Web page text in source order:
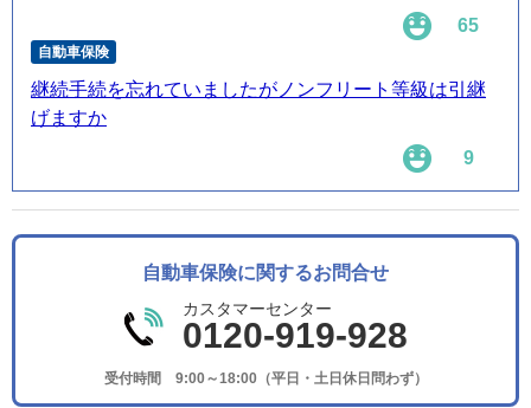
65
自動車保険
継続手続を忘れていましたがノンフリート等級は引継
げますか
9
自動車保険に関するお問合せ
カスタマーセンター
0120-919-928
受付時間 9:00～18:00（平日・土日休日問わず）